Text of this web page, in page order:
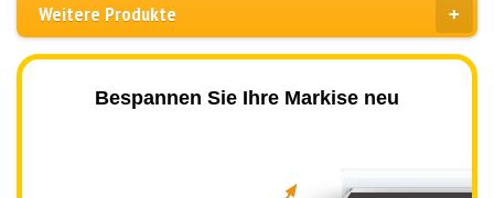
Weitere Produkte
Bespannen Sie Ihre Markise neu